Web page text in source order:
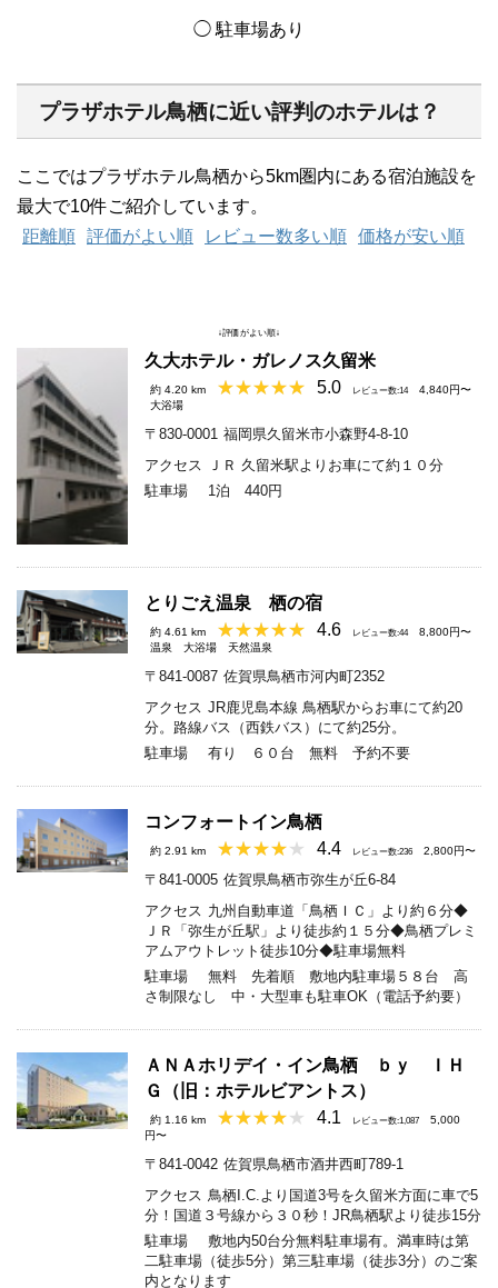
◯ 駐車場あり
プラザホテル鳥栖に近い評判のホテルは？
ここではプラザホテル鳥栖から5km圏内にある宿泊施設を
最大で10件ご紹介しています。
距離順
評価がよい順 レビュー数多い順 価格が安い順
↓評価がよい順↓
久大ホテル・ガレノス久留米
約 4.20 km 5.0 レビュー数:14
4,840円〜
大浴場
〒830-0001 福岡県久留米市小森野4-8-10
アクセス
ＪＲ 久留米駅よりお車にて約１０分
駐車場
1泊 440円
とりごえ温泉 栖の宿
約 4.61 km 4.6 レビュー数:44
8,800円〜
温泉
大浴場 天然温泉
〒841-0087 佐賀県鳥栖市河内町2352
アクセス JR鹿児島本線 鳥栖駅からお車にて約20
分。路線バス（西鉄バス）にて約25分。
駐車場
有り ６０台 無料 予約不要
コンフォートイン鳥栖
約 2.91 km 4.4 レビュー数:236 2,800円〜
〒841-0005 佐賀県鳥栖市弥生が丘6-84
アクセス 九州自動車道「鳥栖ＩＣ」より約６分◆
ＪＲ「弥生が丘駅」より徒歩約１５分◆鳥栖プレミ
アムアウトレット徒歩10分◆駐車場無料
駐車場
無料 先着順 敷地内駐車場５８台 高
さ制限なし 中・大型車も駐車OK（電話予約要）
ＡＮＡホリデイ・イン鳥栖 ｂｙ ＩＨ
Ｇ（旧：ホテルビアントス）
約 1.16 km 4.1 レビュー数:1,087
5,000
円〜
〒841-0042 佐賀県鳥栖市酒井西町789-1
アクセス 鳥栖I.C.より国道3号を久留米方面に車で5
分！国道３号線から３０秒！JR鳥栖駅より徒歩15分
駐車場
敷地内50台分無料駐車場有。満車時は第
二駐車場（徒歩5分）第三駐車場（徒歩3分）のご案
内となります